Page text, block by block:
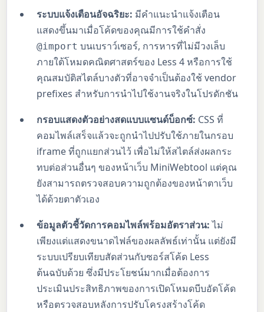
ระบบแจ้งเตือนอัจฉริยะ: มีคำแนะนำแจ้งเตือน
แสดงขึ้นมาเมื่อโค้ดของคุณมีการใช้คำสั่ง
@import บนเบราว์เซอร์, การหารที่ไม่มีวงเล็บ
ภายใต้โหมดคณิตศาสตร์ของ Less 4 หรือการใช้
คุณสมบัติสไตล์บางตัวที่อาจจำเป็นต้องใช้ vendor
prefixes สำหรับการนำไปใช้งานจริงในโปรดักชัน
กรอบแสดงตัวอย่างสดแบบแซนด์บ็อกซ์: CSS ที่
คอมไพล์เสร็จแล้วจะถูกนำไปปรับใช้ภายในกรอบ
iframe ที่ถูกแยกส่วนไว้ เพื่อไม่ให้สไตล์ส่งผลกระ
ทบต่อส่วนอื่นๆ ของหน้าเว็บ MiniWebtool แต่คุณ
ยังสามารถตรวจสอบความถูกต้องของหน้าตาเว็บ
ได้ด้วยตาตัวเอง
ข้อมูลตัวชี้วัดการคอมไพล์พร้อมอัตราส่วน:ไม่
เพียงแต่แสดงขนาดไฟล์ของผลลัพธ์เท่านั้น แต่ยังมี
ระบบเปรียบเทียบสัดส่วนกับซอร์สโค้ด Less
ต้นฉบับด้วย ซึ่งมีประโยชน์มากเมื่อต้องการ
ประเมินประสิทธิภาพของการเปิดโหมดบีบอัดโค้ด
หรือตรวจสอบหลังการปรับโครงสร้างโค้ด